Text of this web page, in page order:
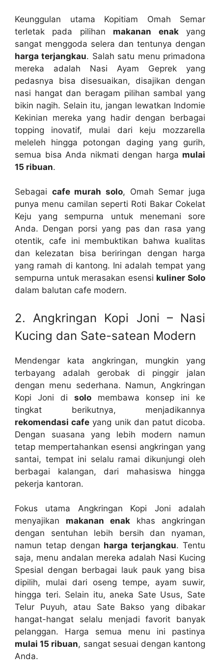
Keunggulan utama Kopitiam Omah Semar
terletak pada pilihan makanan enakyang
sangat menggoda selera dan tentunya dengan
harga terjangkau. Salah satu menu primadona
mereka adalah Nasi Ayam Geprek yang
pedasnya bisa disesuaikan, disajikan dengan
nasi hangat dan beragam pilihan sambal yang
bikin nagih. Selain itu, jangan lewatkan Indomie
Kekinian mereka yang hadir dengan berbagai
topping inovatif, mulai dari keju mozzarella
meleleh hingga potongan daging yang gurih,
semua bisa Anda nikmati dengan harga mulai
15 ribuan.
Sebagai cafe murah solo, Omah Semar juga
punya menu camilan seperti Roti Bakar Cokelat
Keju yang sempurna untuk menemani sore
Anda. Dengan porsi yang pas dan rasa yang
otentik, cafe ini membuktikan bahwa kualitas
dan kelezatan bisa beriringan dengan harga
yang ramah di kantong. Ini adalah tempat yang
sempurna untuk merasakan esensi kuliner Solo
dalam balutan cafe modern.
2. Angkringan Kopi Joni – Nasi
Kucing dan Sate-satean Modern
Mendengar kata angkringan, mungkin yang
terbayang adalah gerobak di pinggir jalan
dengan menu sederhana. Namun, Angkringan
Kopi Joni di solo membawa konsep ini ke
tingkat berikutnya, menjadikannya
rekomendasi cafe yang unik dan patut dicoba.
Dengan suasana yang lebih modern namun
tetap mempertahankan esensi angkringan yang
santai, tempat ini selalu ramai dikunjungi oleh
berbagai kalangan, dari mahasiswa hingga
pekerja kantoran.
Fokus utama Angkringan Kopi Joni adalah
menyajikan makanan enak khas angkringan
dengan sentuhan lebih bersih dan nyaman,
namun tetap dengan harga terjangkau. Tentu
saja, menu andalan mereka adalah Nasi Kucing
Spesial dengan berbagai lauk pauk yang bisa
dipilih, mulai dari oseng tempe, ayam suwir,
hingga teri. Selain itu, aneka Sate Usus, Sate
Telur Puyuh, atau Sate Bakso yang dibakar
hangat-hangat selalu menjadi favorit banyak
pelanggan. Harga semua menu ini pastinya
mulai 15 ribuan, sangat sesuai dengan kantong
Anda.